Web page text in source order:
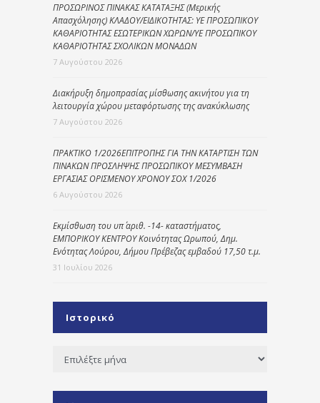
ΠΡΟΣΩΡΙΝΟΣ ΠΙΝΑΚΑΣ ΚΑΤΑΤΑΞΗΣ (Μερικής
Απασχόλησης) ΚΛΑΔΟΥ/ΕΙΔΙΚΟΤΗΤΑΣ: ΥΕ ΠΡΟΣΩΠΙΚΟΥ
ΚΑΘΑΡΙΟΤΗΤΑΣ ΕΣΩΤΕΡΙΚΩΝ ΧΩΡΩΝ/ΥΕ ΠΡΟΣΩΠΙΚΟΥ
ΚΑΘΑΡΙΟΤΗΤΑΣ ΣΧΟΛΙΚΩΝ ΜΟΝΑΔΩΝ
7 Αυγούστου 2026
Διακήρυξη δημοπρασίας μίσθωσης ακινήτου για τη
λειτουργία χώρου μεταφόρτωσης της ανακύκλωσης
7 Αυγούστου 2026
ΠΡΑΚΤΙΚΟ 1/2026ΕΠΙΤΡΟΠΗΣ ΓΙΑ ΤΗΝ ΚΑΤΑΡΤΙΣΗ ΤΩΝ
ΠΙΝΑΚΩΝ ΠΡΟΣΛΗΨΗΣ ΠΡΟΣΩΠΙΚΟΥ ΜΕΣΥΜΒΑΣΗ
ΕΡΓΑΣΙΑΣ ΟΡΙΣΜΕΝΟΥ ΧΡΟΝΟΥ ΣΟΧ 1/2026
6 Αυγούστου 2026
Εκμίσθωση του υπ΄ αριθ. -14- καταστήματος,
ΕΜΠΟΡΙΚΟΥ ΚΕΝΤΡΟΥ Κοινότητας Ωρωπού, Δημ.
Ενότητας Λούρου, Δήμου Πρέβεζας εμβαδού 17,50 τ.μ.
31 Ιουλίου 2026
Ιστορικό
Ιστορικό